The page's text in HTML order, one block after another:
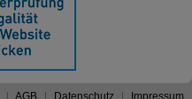
AGB Datenschutz Impressum